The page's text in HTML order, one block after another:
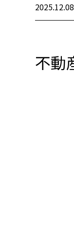
2025.12.08
不動